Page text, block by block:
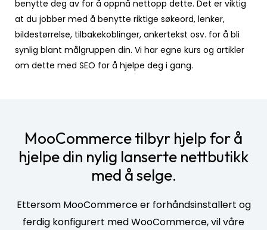
benytte deg av for å oppnå nettopp dette. Det er viktig
at du jobber med å benytte riktige søkeord, lenker,
bildestørrelse, tilbakekoblinger, ankertekst osv. for å bli
synlig blant målgruppen din. Vi har egne kurs og artikler
om dette med SEO for å hjelpe deg i gang.
MooCommerce tilbyr hjelp for å
hjelpe din nylig lanserte nettbutikk
med å selge.
Ettersom MooCommerce er forhåndsinstallert og
ferdig konfigurert med WooCommerce, vil våre